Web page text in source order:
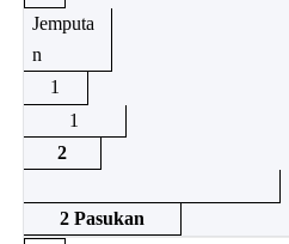
Jemputa
n
1
1
2
2 Pasukan